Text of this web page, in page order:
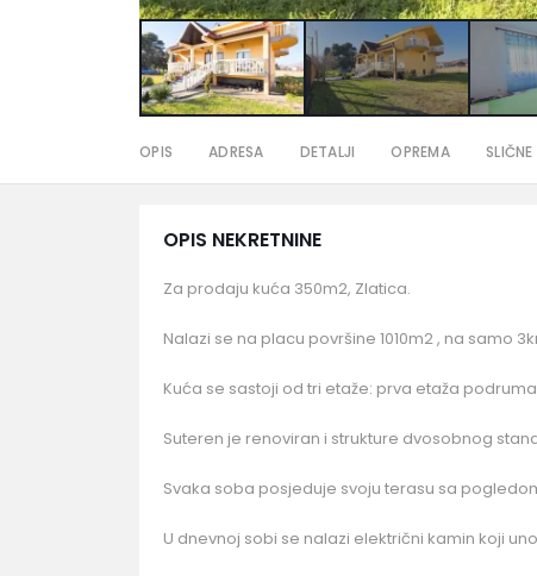
OPIS ADRESA DETALJI OPREMA SLIČNE
OPIS NEKRETNINE
Za prodaju kuća 350m2, Zlatica.
Nalazi se na placu površine 1010m2 , na samo
Kuća se sastoji od tri etaže: prva etaža
Suteren je renoviran i strukture dvosobnog
Svaka soba posjeduje svoju terasu sa
U dnevnoj sobi se nalazi električni kamin koji